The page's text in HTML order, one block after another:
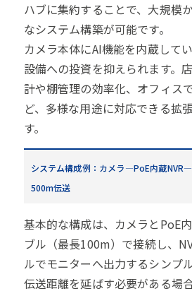
ハブに集約することで、大規模
なシステム構築が可能です。
カメラ本体にAI機能を内蔵して
設備への投資を抑えられます。
計や棚管理の効率化、オフィス
ど、多様な用途に対応できる拡
す。
システム構成例：カメラ—PoE内蔵
500m伝送
基本的な構成は、カメラとPoE
ブル（最長100m）で接続し、
ルでモニターへ出力するシンプ
伝送距離を延ばす必要がある場